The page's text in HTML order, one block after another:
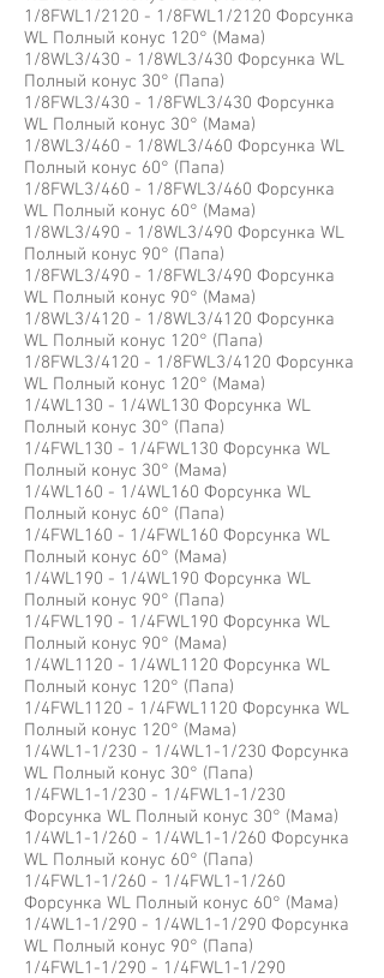
1/8FWL1/2120 - 1/8FWL1/2120 Форсунка
WL Полный конус 120° (Мама)
1/8WL3/430 - 1/8WL3/430 Форсунка WL
Полный конус 30° (Папа)
1/8FWL3/430 - 1/8FWL3/430 Форсунка
WL Полный конус 30° (Мама)
1/8WL3/460 - 1/8WL3/460 Форсунка WL
Полный конус 60° (Папа)
1/8FWL3/460 - 1/8FWL3/460 Форсунка
WL Полный конус 60° (Мама)
1/8WL3/490 - 1/8WL3/490 Форсунка WL
Полный конус 90° (Папа)
1/8FWL3/490 - 1/8FWL3/490 Форсунка
WL Полный конус 90° (Мама)
1/8WL3/4120 - 1/8WL3/4120 Форсунка
WL Полный конус 120° (Папа)
1/8FWL3/4120 - 1/8FWL3/4120 Форсунка
WL Полный конус 120° (Мама)
1/4WL130 - 1/4WL130 Форсунка WL
Полный конус 30° (Папа)
1/4FWL130 - 1/4FWL130 Форсунка WL
Полный конус 30° (Мама)
1/4WL160 - 1/4WL160 Форсунка WL
Полный конус 60° (Папа)
1/4FWL160 - 1/4FWL160 Форсунка WL
Полный конус 60° (Мама)
1/4WL190 - 1/4WL190 Форсунка WL
Полный конус 90° (Папа)
1/4FWL190 - 1/4FWL190 Форсунка WL
Полный конус 90° (Мама)
1/4WL1120 - 1/4WL1120 Форсунка WL
Полный конус 120° (Папа)
1/4FWL1120 - 1/4FWL1120 Форсунка WL
Полный конус 120° (Мама)
1/4WL1-1/230 - 1/4WL1-1/230 Форсунка
WL Полный конус 30° (Папа)
1/4FWL1-1/230 - 1/4FWL1-1/230
Форсунка WL Полный конус 30° (Мама)
1/4WL1-1/260 - 1/4WL1-1/260 Форсунка
WL Полный конус 60° (Папа)
1/4FWL1-1/260 - 1/4FWL1-1/260
Форсунка WL Полный конус 60° (Мама)
1/4WL1-1/290 - 1/4WL1-1/290 Форсунка
WL Полный конус 90° (Папа)
1/4FWL1-1/290 - 1/4FWL1-1/290